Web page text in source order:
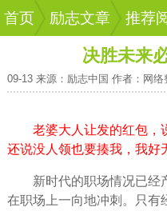
首页 励志文章 推荐
决胜未来
09-13 来源：励志中国 作者：网
老婆大人让发的红包，
还说没人领也要揍我，我好
新时代的职场情况已经
在职场上一向地冲刺。只有